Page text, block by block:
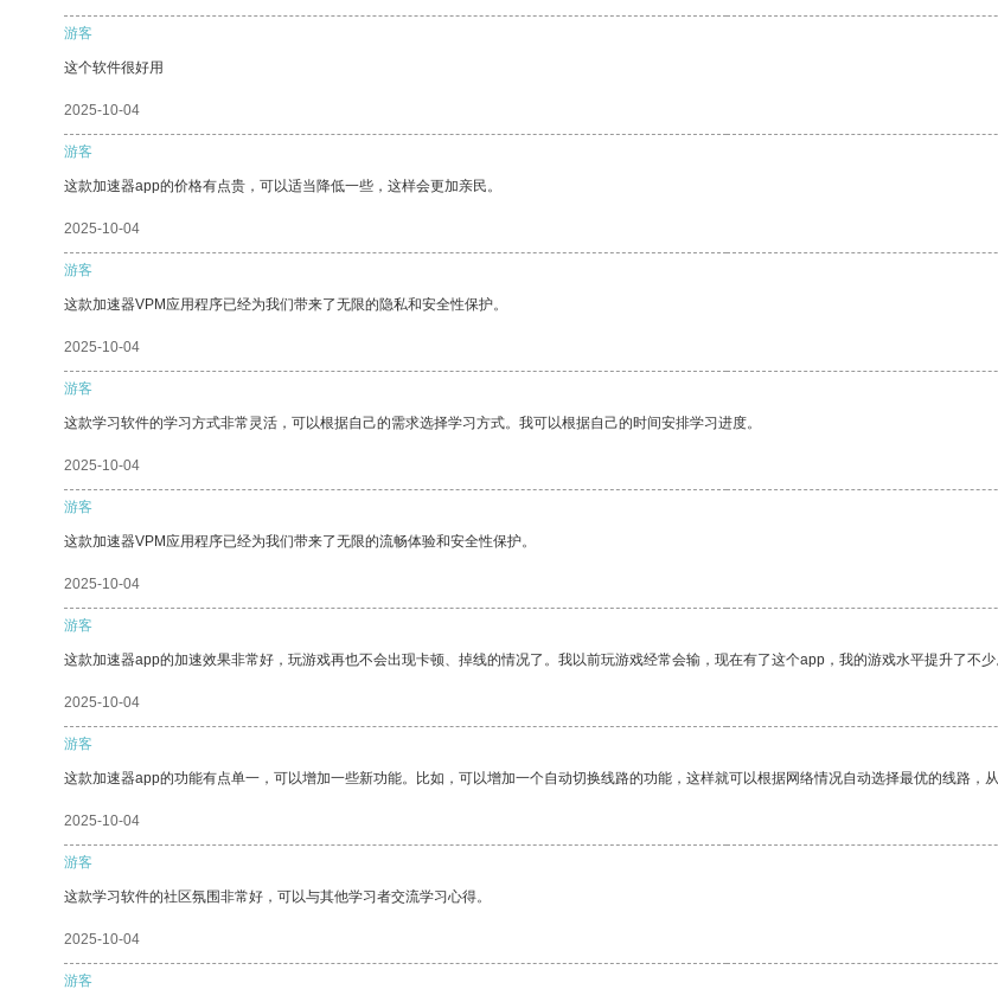
游客
这个软件很好用
2025-10-04
游客
这款加速器app的价格有点贵，可以适当降低一些，这样会更加亲民。
2025-10-04
游客
这款加速器VPM应用程序已经为我们带来了无限的隐私和安全性保护。
2025-10-04
游客
这款学习软件的学习方式非常灵活，可以根据自己的需求选择学习方式。我可以根据自己的时间安排学习进度。
2025-10-04
游客
这款加速器VPM应用程序已经为我们带来了无限的流畅体验和安全性保护。
2025-10-04
游客
这款加速器app的加速效果非常好，玩游戏再也不会出现卡顿、掉线的情况了。我以前玩游戏经常会输，现在有了这个app，我的游戏水平提升了不少
2025-10-04
游客
这款加速器app的功能有点单一，可以增加一些新功能。比如，可以增加一个自动切换线路的功能，这样就可以根据网络情况自动选择最优的线路，从
2025-10-04
游客
这款学习软件的社区氛围非常好，可以与其他学习者交流学习心得。
2025-10-04
游客